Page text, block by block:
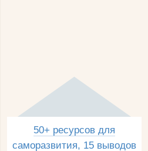
50+ ресурсов для
саморазвития, 15 выводов